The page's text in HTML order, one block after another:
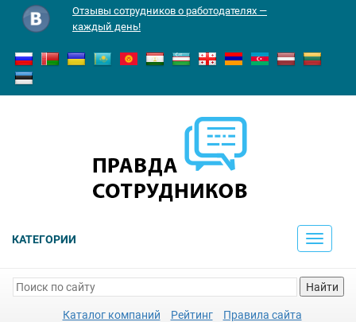
Отзывы сотрудников о работодателях —
каждый день!
КАТЕГОРИИ
Toggle
Найти
Каталог компаний Рейтинг Правила сайта